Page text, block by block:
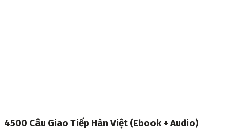
4500 Câu Giao Tiếp Hàn Việt (Ebook + Audio)